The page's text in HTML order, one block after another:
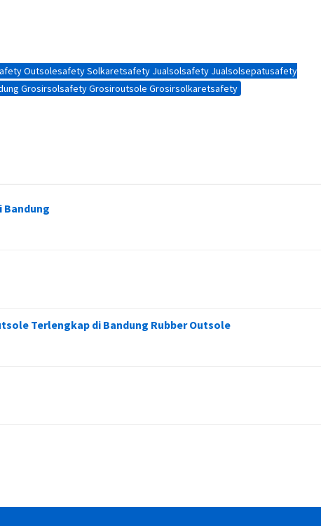
Outsolesafety Solkaretsafety Jualsolsafety Jualsolsepatusafety
Grosirsolsafety Grosiroutsole Grosirsolkaretsafety
Bandung
Terlengkap di Bandung Rubber Outsole
Pabrik